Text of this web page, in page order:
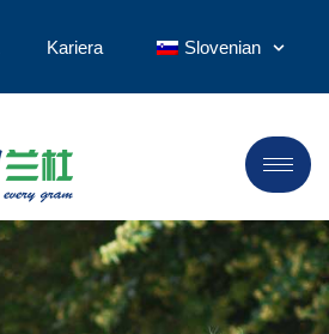
Kariera Slovenian